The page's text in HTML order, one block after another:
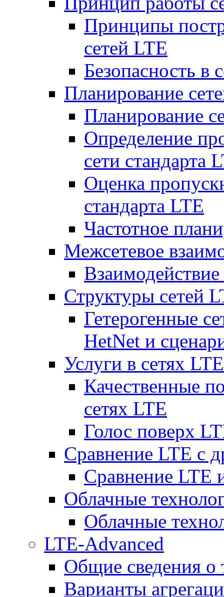
Принципы
сетей LTE
Безопасность в
Планирование
Планирование
Определение
сети стандарта
Оценка
стандарта LTE
Частотное
Межсетевое
Структуры сетей
Гетерогенные
HetNet и
Услуги в сетях LTE
Качественные
сетях LTE
Голос поверх
Сравнение LTE с
Сравнение LTE
Облачные
Облачные
LTE-Advanced
Общие сведения о
Варианты